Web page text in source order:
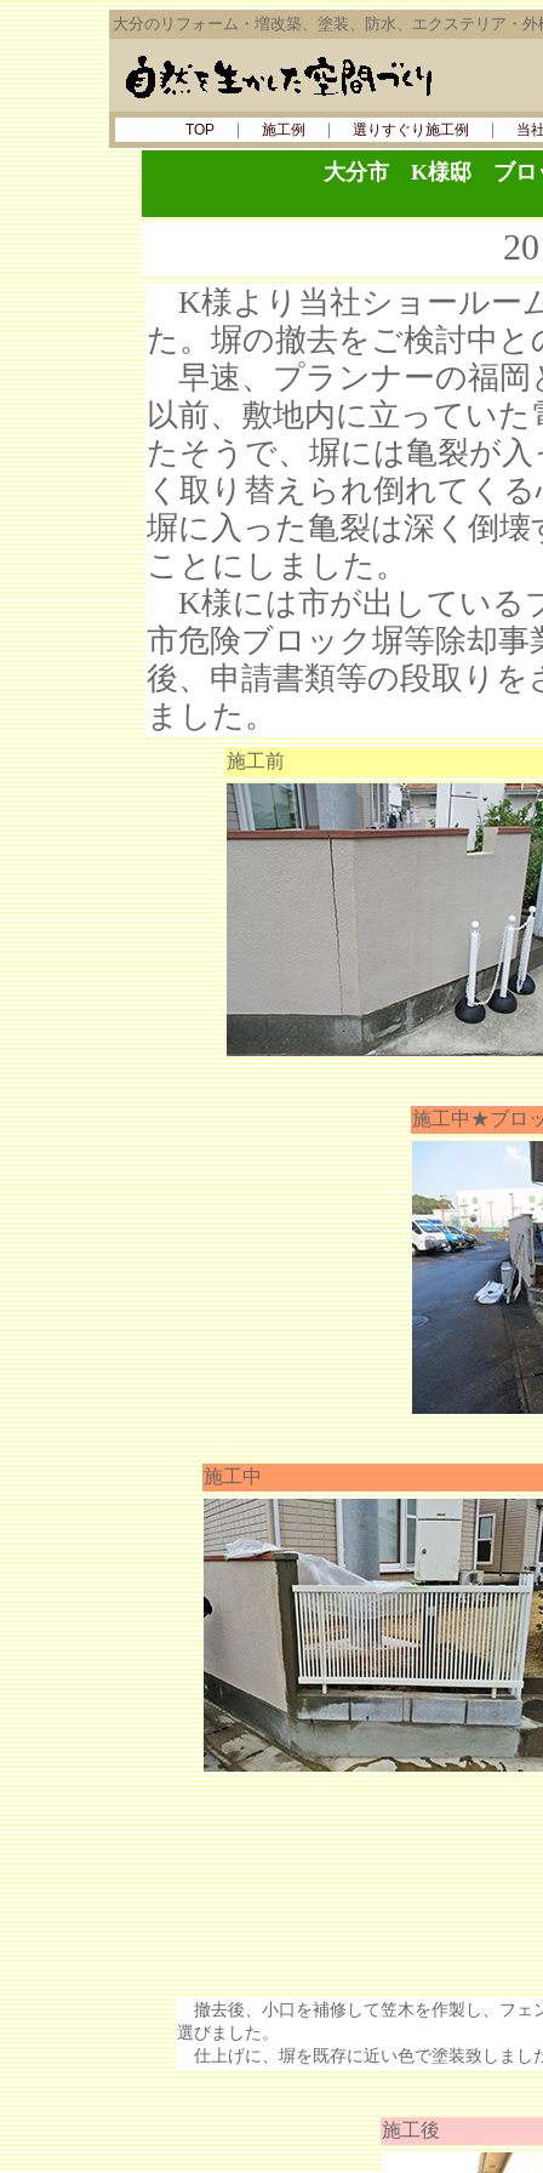
大分のリフォーム・増改築、塗装、防水、エクステリア・
TOP｜ 施工例 ｜ 選りすぐり施工例 ｜ 当
大分市 K様邸 ブロ
K様より当社ショールー
た。塀の撤去をご検討中
早速、プランナーの福岡
以前、敷地内に立ってい
たそうで、塀には亀裂が
く取り替えられ倒れてく
塀に入った亀裂は深く倒
ことにしました。
K様には市が出している
市危険ブロック塀等除却
後、申請書類等の段取り
ました。
施工前
施工中★ブロ
施工中
撤去後、小口を補修して笠木を作製し、フェ
選びました。
仕上げに、塀を既存に近い色で塗装致しまし
施工後